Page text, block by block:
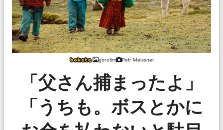
gorotim Petr Meissner
「父さん捕まったよ」
「うちも。ボスとかに